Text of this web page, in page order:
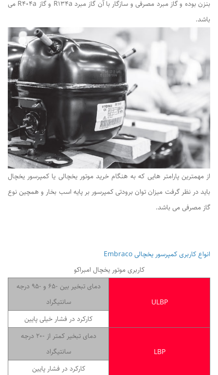
بنزن بوده و گاز مبرد مصرفی و سازگار با آن گاز مبرد R134a و گاز R404a می
باشد.
از مهمترین پارامتر هایی که به هنگام خرید موتور یخچالی یا کمپرسور یخچال
باید در نظر گرفت میزان توان برودتی کمپرسور بر پایه اسب بخار و همچین نوع
گاز مصرفی می باشد.
انواع کاربری کمپرسور یخچالی Embraco
کاربری موتور یخچال امبراکو
ULBP
دمای تبخیر بین -65 و -95 درجه
سانتیگراد
کارکرد در فشار خیلی پایین
LBP
دمای تبخیر کمتر از -20 درجه
سانتیگراد
کارکرد در فشار پایین